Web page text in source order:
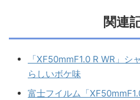
関連
「XF50mmF1.0 R WR」
らしいボケ味
富士フイルム「